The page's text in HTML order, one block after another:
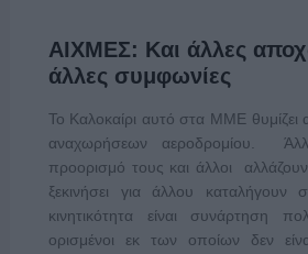
ΑΙΧΜΕΣ: Και άλλες
άλλες συμφωνίες
Το Καλοκαίρι αυτό στα ΜΜΕ θυμίζει
αναχωρήσεων αεροδρομίου.
προορισμό τους και άλλοι
ξεκινήσει για άλλου
κινητικότητα είναι συνάρτηση
ορισμένοι εκ των οποίων δεν